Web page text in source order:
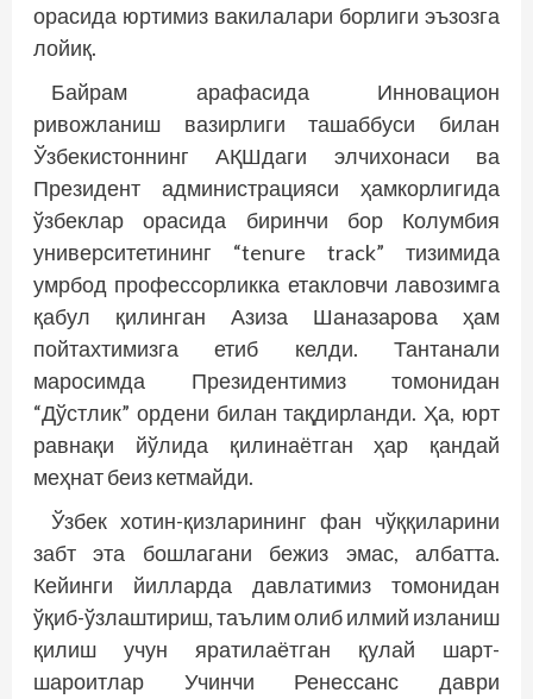
орасида юртимиз вакилалари борлиги эъзозга
лойиқ.
Байрам арафасида Инновацион
ривожланиш вазирлиги ташаббуси билан
Ўзбекистоннинг АҚШдаги элчихонаси ва
Президент администрацияси ҳамкорлигида
ўзбеклар орасида биринчи бор Колумбия
университетининг “tenure track” тизимида
умрбод профессорликка етак­ловчи лавозимга
қабул қилинган Азиза Шаназарова ҳам
пойтахтимизга етиб келди. Тантанали
маросимда Президентимиз томонидан
“Дўстлик” ордени билан тақдирланди. Ҳа, юрт
равнақи йўлида қилинаётган ҳар қандай
меҳнат беиз кетмайди.
Ўзбек хотин-қизларининг фан чўққиларини
забт эта бошлагани бежиз эмас, албатта.
Кейинги йилларда давлатимиз томонидан
ўқиб-ўзлаштириш, таълим олиб илмий изланиш
қилиш учун яратилаётган қулай шарт-
шароитлар Учинчи Ренессанс даври